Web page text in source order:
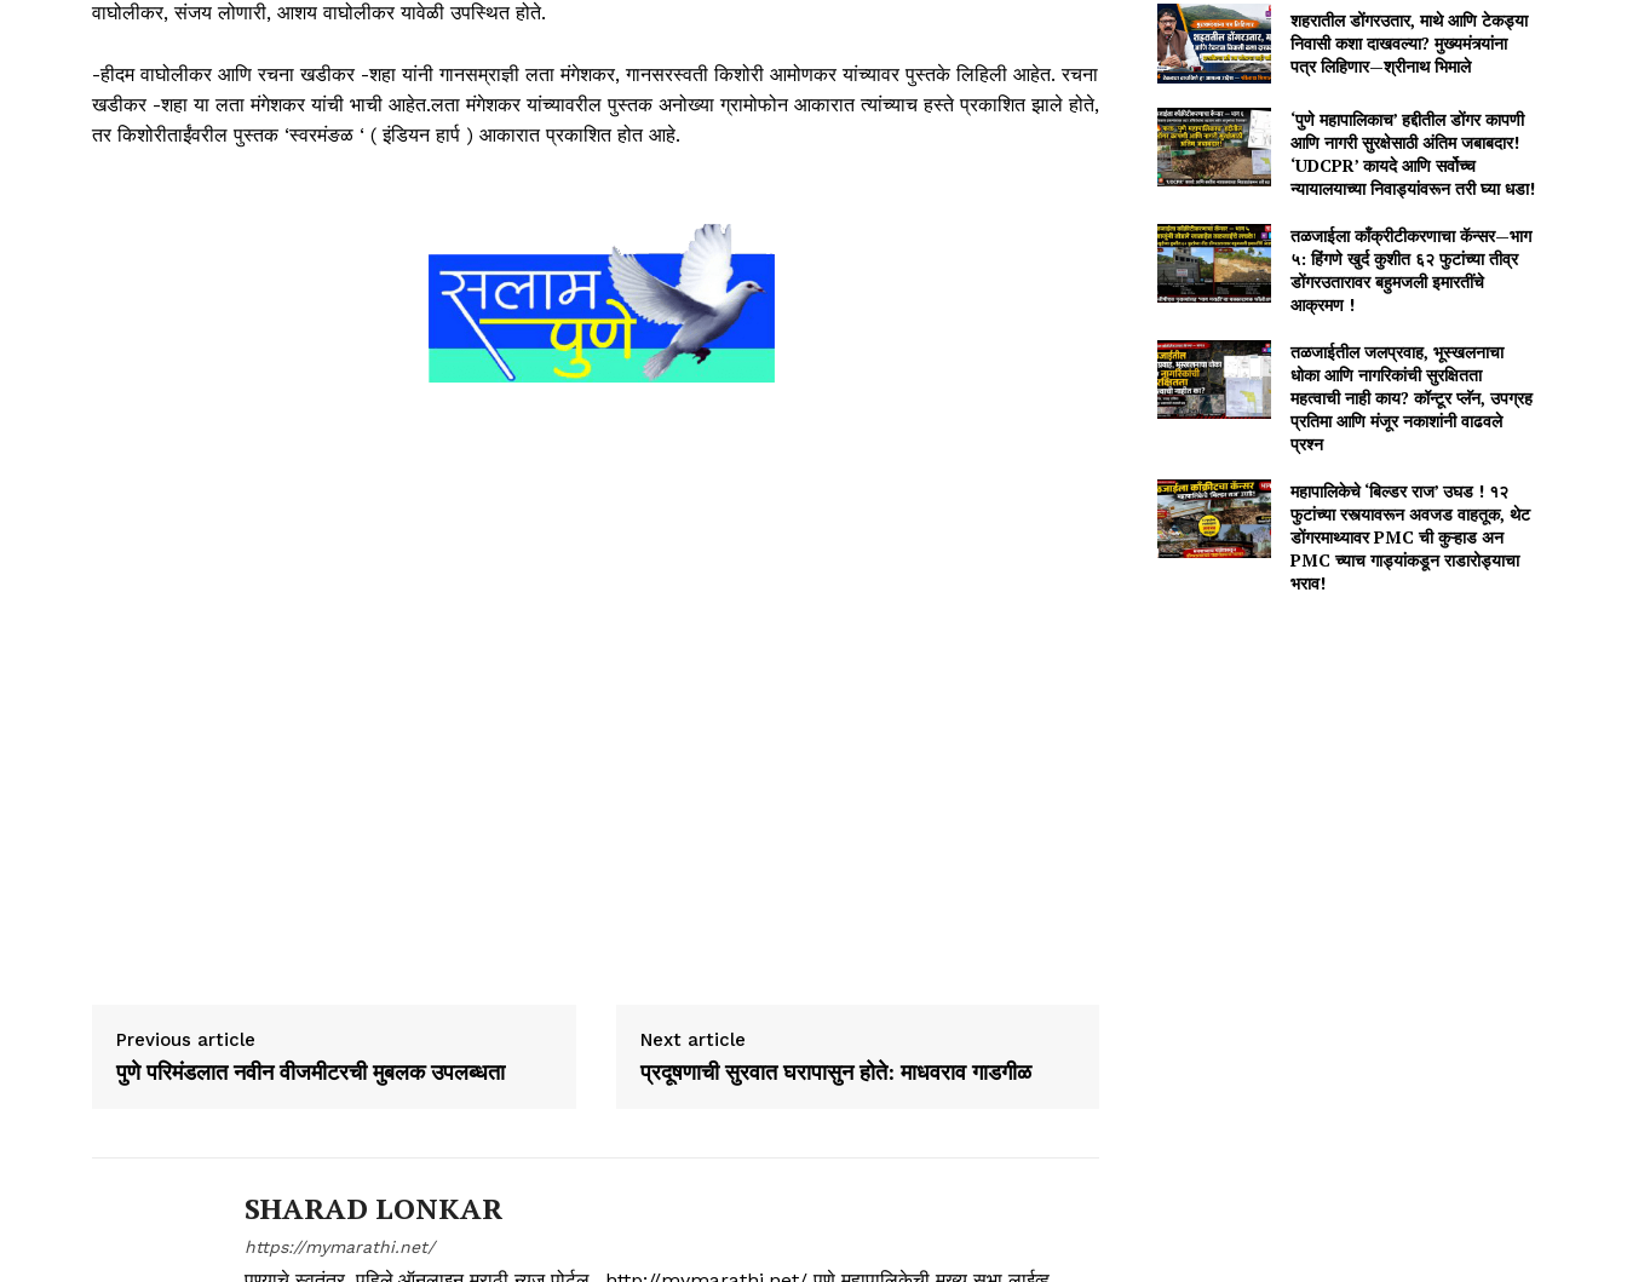
वाघोलीकर, संजय लोणारी, आशय वाघोलीकर यावेळी उपस्थित होते.
-हीदम वाघोलीकर आणि रचना खडीकर -शहा यांनी गानसम्राज्ञी लता मंगेशकर, गानसरस्वती किशोरी आमोणकर यांच्यावर पुस्तके लिहिली आहेत. रचना
खडीकर -शहा या लता मंगेशकर यांची भाची आहेत.लता मंगेशकर यांच्यावरील पुस्तक अनोख्या ग्रामोफोन आकारात त्यांच्याच हस्ते प्रकाशित झाले होते,
तर किशोरीताईंवरील पुस्तक ‘स्वरमंङळ ‘ ( इंडियन हार्प ) आकारात प्रकाशित होत आहे.
Previous article
पुणे परिमंडलात नवीन वीजमीटरची मुबलक उपलब्धता
Next article
प्रदूषणाची सुरवात घरापासुन होते: माधवराव गाडगीळ
SHARAD LONKAR
https://mymarathi.net/
शहरातील डोंगरउतार, माथे आणि टेकड्या
निवासी कशा दाखवल्या? मुख्यमंत्र्यांना
पत्र लिहिणार—श्रीनाथ भिमाले
‘पुणे महापालिकाच’ हद्दीतील डोंगर कापणी
आणि नागरी सुरक्षेसाठी अंतिम जबाबदार!
‘UDCPR’ कायदे आणि सर्वोच्च
न्यायालयाच्या निवाड्यांवरून तरी घ्या धडा!
तळजाईला काँक्रीटीकरणाचा कॅन्सर—भाग
५: हिंगणे खुर्द कुशीत ६२ फुटांच्या तीव्र
डोंगरउतारावर बहुमजली इमारतींचे
आक्रमण !
तळजाईतील जलप्रवाह, भूस्खलनाचा
धोका आणि नागरिकांची सुरक्षितता
महत्वाची नाही काय? कॉन्टूर प्लॅन, उपग्रह
प्रतिमा आणि मंजूर नकाशांनी वाढवले
प्रश्न
महापालिकेचे ‘बिल्डर राज’ उघड ! १२
फुटांच्या रस्त्यावरून अवजड वाहतूक, थेट
डोंगरमाथ्यावर PMC ची कुऱ्हाड अन
PMC च्याच गाड्यांकडून राडारोड्याचा
भराव!